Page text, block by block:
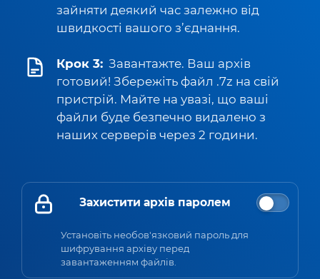
зайняти деякий час залежно від
швидкості вашого з’єднання.
Крок 3: Завантажте. Ваш архів
готовий! Збережіть файл .7z на свій
пристрій. Майте на увазі, що ваші
файли буде безпечно видалено з
наших серверів через 2 години.
Захистити архів паролем
Установіть необов'язковий пароль для
шифрування архіву перед
завантаженням файлів.